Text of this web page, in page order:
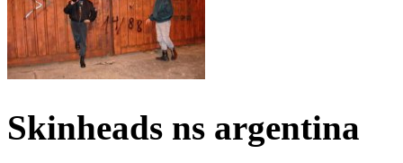
Skinheads ns argentina